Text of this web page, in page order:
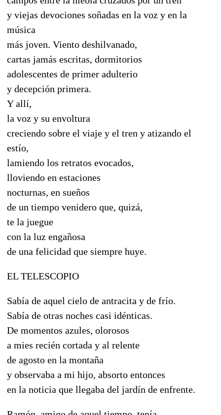
y viejas devociones soñadas en la voz y en la
música
más joven. Viento deshilvanado,
cartas jamás escritas, dormitorios
adolescentes de primer adulterio
y decepción primera.
Y allí,
la voz y su envoltura
creciendo sobre el viaje y el tren y atizando el
estío,
lamiendo los retratos evocados,
lloviendo en estaciones
nocturnas, en sueños
de un tiempo venidero que, quizá,
te la juegue
con la luz engañosa
de una felicidad que siempre huye.
EL TELESCOPIO
Sabía de aquel cielo de antracita y de frío.
Sabía de otras noches casi idénticas.
De momentos azules, olorosos
a mies recién cortada y al relente
de agosto en la montaña
y observaba a mi hijo, absorto entonces
en la noticia que llegaba del jardín de enfrente.